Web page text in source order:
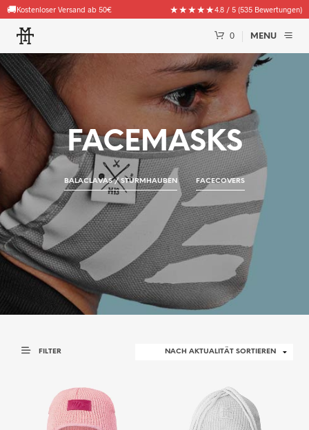
🚚Kostenloser Versand ab 50€ ★★★★★4.8 / 5 (535 Bewertungen)
0 MENU
FACEMASKS
BALACLAVAS / STURMHAUBEN FACECOVERS
FILTER